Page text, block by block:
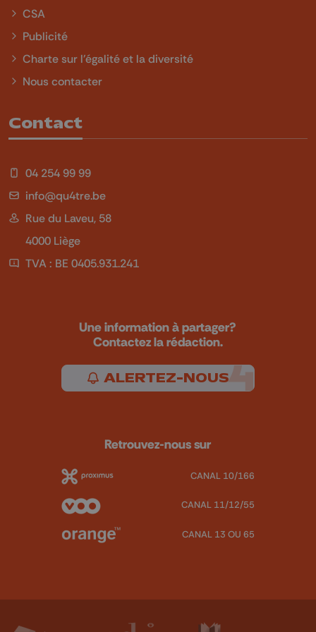
CSA
Publicité
Charte sur l'égalité et la diversité
Nous contacter
Contact
04 254 99 99
info@qu4tre.be
Rue du Laveu, 58
4000 Liège
TVA : BE 0405.931.241
Une information à partager?
Contactez la rédaction.
ALERTEZ-NOUS
Retrouvez-nous sur
CANAL 10/166
CANAL 11/12/55
CANAL 13 OU 65